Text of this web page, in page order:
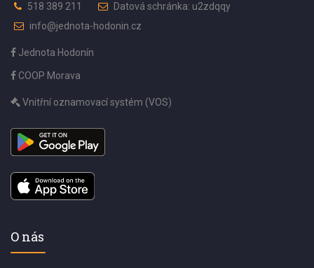
518 389 211
Datová schránka: u2zdqqy
info@jednota-hodonin.cz
Jednota Hodonín
COOP Morava
Vnitřní oznamovací systém (VOS)
O nás